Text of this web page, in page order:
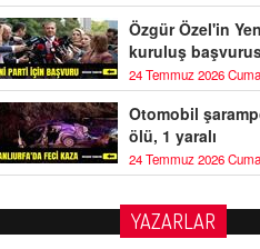
Özgür Özel'in
kuruluş
24 Temmuz 2026 Cuma
Otomobil
ölü, 1 yaralı
24 Temmuz 2026 Cuma
YAZARLAR